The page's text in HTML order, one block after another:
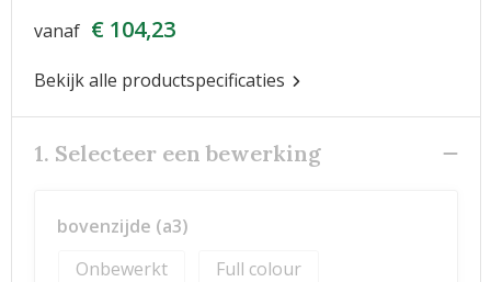
vanaf € 104,23
Bekijk alle productspecificaties
1. Selecteer een bewerking
bovenzijde (a3)
Onbewerkt
Full colour